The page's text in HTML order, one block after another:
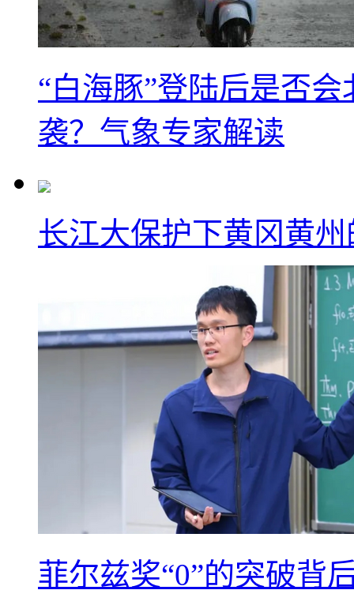
“白海豚”登陆后是否
袭？气象专家解读
长江大保护下黄冈黄
菲尔兹奖“0”的突破背